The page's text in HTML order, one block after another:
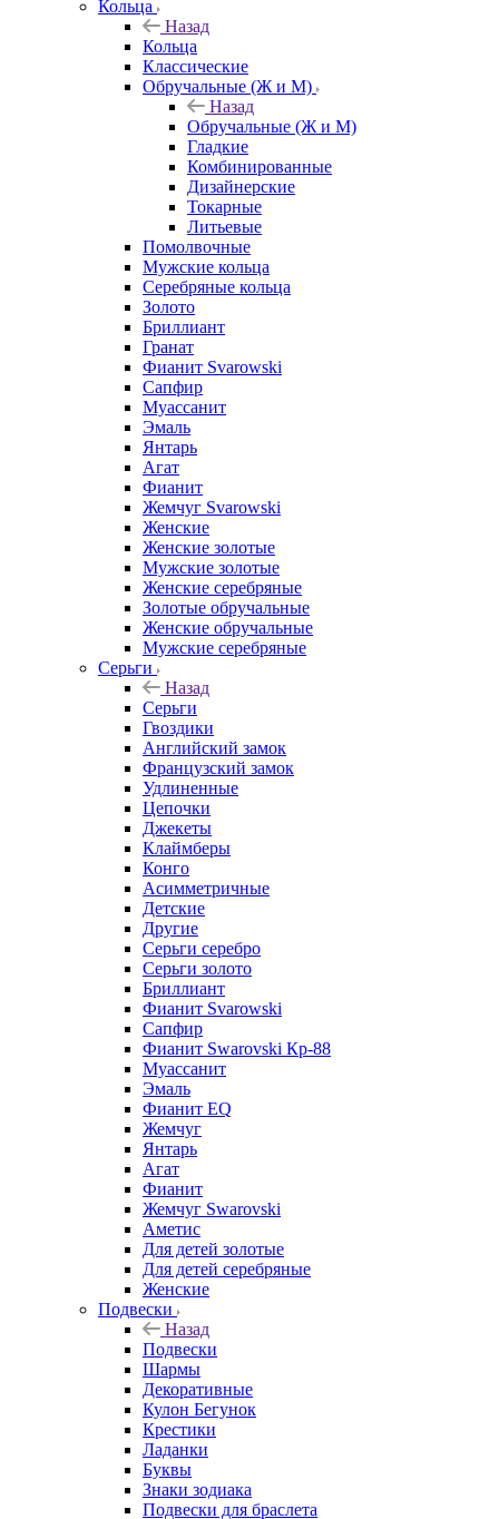
Кольца
Назад
Кольца
Классические
Обручальные (Ж и М)
Назад
Обручальные (Ж и М)
Гладкие
Комбинированные
Дизайнерские
Токарные
Литьевые
Помолвочные
Мужские кольца
Серебряные кольца
Золото
Бриллиант
Гранат
Фианит Svarowski
Сапфир
Муассанит
Эмаль
Янтарь
Агат
Фианит
Жемчуг Svarowski
Женские
Женские золотые
Мужские золотые
Женские серебряные
Золотые обручальные
Женские обручальные
Мужские серебряные
Серьги
Назад
Серьги
Гвоздики
Английский замок
Французский замок
Удлиненные
Цепочки
Джекеты
Клаймберы
Конго
Асимметричные
Детские
Другие
Серьги серебро
Серьги золото
Бриллиант
Фианит Svarowski
Сапфир
Фианит Swarovski Кр-88
Муассанит
Эмаль
Фианит EQ
Жемчуг
Янтарь
Агат
Фианит
Жемчуг Swarovski
Аметис
Для детей золотые
Для детей серебряные
Женские
Подвески
Назад
Подвески
Шармы
Декоративные
Кулон Бегунок
Крестики
Ладанки
Буквы
Знаки зодиака
Подвески для браслета